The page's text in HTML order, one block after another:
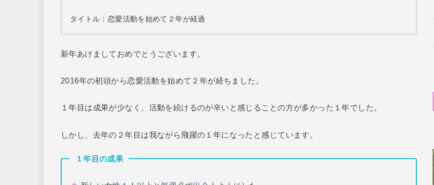
タイトル：恋愛活動を始めて２年が経過
新年あけましておめでとうございます。
2016年の初頭から恋愛活動を始めて２年が経ちました。
１年目は成果が少なく、活動を続けるのが辛いと感じることの方が多かった１年でした。
しかし、去年の２年目は我ながら飛躍の１年になったと感じています。
１年目の成果